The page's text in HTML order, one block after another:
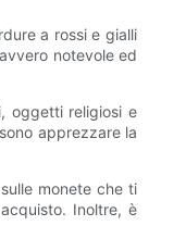
a rossi e gialli
notevole ed
oggetti religiosi e
apprezzare la
monete che ti
Inoltre, è